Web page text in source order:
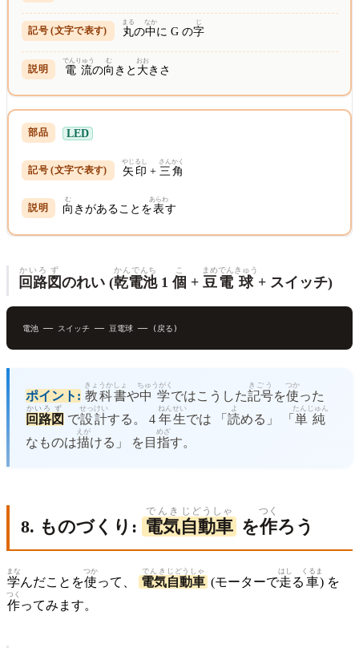
丸
まる
の中
なか
に G の字
じ
電流
でんりゅう
の向
む
きと 大
おお
きさ
LED
矢印
やじるし
+三角
さんかく
向
む
きがあることを表
あらわ
す
回路
かいろ
図
ず
のれい (乾電池
かんでんち
1 個
こ
+ 豆
まめ
電
でん
球
きゅう
+ スイッチ)
電池 ── スイッチ ── 豆電球
ポイント: 教科書
きょうかしょ
や中学
ちゅうがく
ではこうした記号
きごう
を使
つか
った
回路
かいろ
図
ず
で設計
せっけい
する。 4 年
ねん
生
せい
では 「 読
よ
める」 「 単純
たんじゅん
なものは描
えが
ける」 を目 指
めざ
す。
8. ものづくり: 電気
でんき
自動車
じどうしゃ
を作
つく
ろう
学
まな
んだことを使
つか
って、 電気
でんき
自動車
じどうしゃ
(モーターで走
はし
る 車
くるま
) を
作
つく
ってみます。